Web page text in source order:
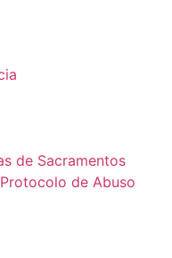
de Sacramentos
de Abuso